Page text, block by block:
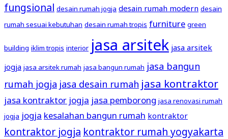
fungsional desain rumah jogja desain rumah modern desain
rumah sesuai kebutuhan desain rumah tropis furniture green
building iklim tropis interior jasa arsitek jasa arsitek
jogja jasa arsitek rumah jasa bangun rumah jasa bangun
rumah jogja jasa desain rumah jasa kontraktor
jasa kontraktor jogja jasa pemborong jasa renovasi rumah
jogja jogja kesalahan bangun rumah kontraktor
kontraktor jogja kontraktor rumah yogyakarta